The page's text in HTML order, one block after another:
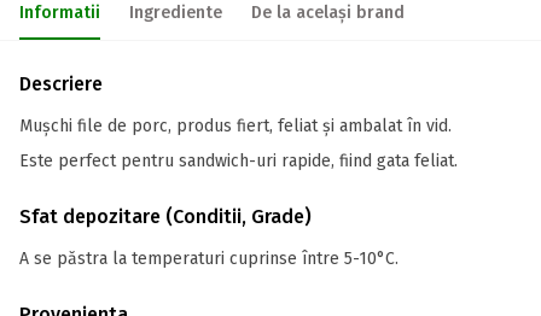
Informatii Ingrediente De la același brand
Descriere
Mușchi file de porc, produs fiert, feliat și ambalat în vid.
Este perfect pentru sandwich-uri rapide, fiind gata feliat.
Sfat depozitare (Conditii, Grade)
A se păstra la temperaturi cuprinse între 5-10°C.